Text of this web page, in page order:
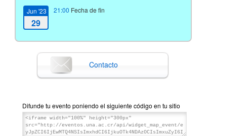
Jun '23
29
21:00 Fecha de fin
Contacto
Difunde tu evento poniendo el siguiente código en tu sitio